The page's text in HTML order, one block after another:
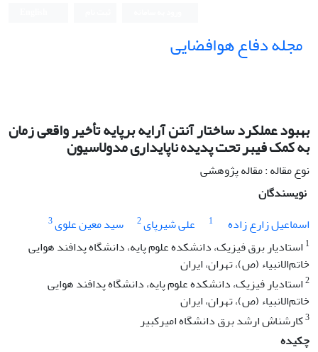
مجله دفاع هوافضایی
بهبود عملکرد ساختار آنتن آرایه برپایه تأخیر واقعی زمان
به کمک فیبر تحت پدیده ناپایداری مدولاسیون
نوع مقاله : مقاله پژوهشی
نویسندگان
اسماعیل زارع زاده
1 علی شیرپای2 سید معین علوی3
1 استادیار برق فیزیک، دانشکده علوم پایه، دانشگاه پدافند هوایی
خاتم‌الانبیاء (ص)، تهران، ایران
2استادیار فیزیک، دانشکده علوم پایه، دانشگاه پدافند هوایی
خاتم‌الانبیاء (ص)، تهران، ایران
3کارشناش ارشد برق دانشگاه امیرکبیر
چکیده